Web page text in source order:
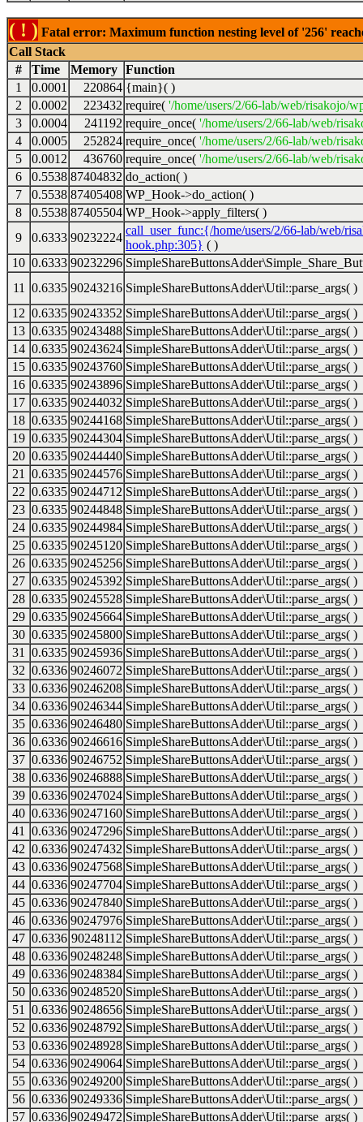
( ! ) Fatal error: Maximum function nesting level of '256'
Call Stack
#
Time Memory Function
1
0.0001 220864 {main}( )
2
0.0002 223432 require( '/home/users/2/66-lab/web/risakojo/
3
0.0004 241192 require_once( '/home/users/2/66-lab/web/
4
0.0005 252824 require_once( '/home/users/2/66-lab/web/
5
0.0012 436760 require_once( '/home/users/2/66-lab/web/
6
0.5538 87404832 do_action( )
7
0.5538 87405408 WP_Hook->do_action( )
8
0.5538 87405504 WP_Hook->apply_filters( )
9
0.6333 90232224
call_user_func:{/home/users/2/66-lab/web/
hook.php:305} ( )
10 0.6333 90232296
11
0.6335 90243216 SimpleShareButtonsAdder\Util::parse_args( )
12 0.6335 90243352 SimpleShareButtonsAdder\Util::parse_args( )
13 0.6335 90243488 SimpleShareButtonsAdder\Util::parse_args( )
14 0.6335 90243624 SimpleShareButtonsAdder\Util::parse_args( )
15 0.6335 90243760 SimpleShareButtonsAdder\Util::parse_args( )
16 0.6335 90243896 SimpleShareButtonsAdder\Util::parse_args( )
17 0.6335 90244032 SimpleShareButtonsAdder\Util::parse_args( )
18 0.6335 90244168 SimpleShareButtonsAdder\Util::parse_args( )
19 0.6335 90244304 SimpleShareButtonsAdder\Util::parse_args( )
20 0.6335 90244440 SimpleShareButtonsAdder\Util::parse_args( )
21
0.6335 90244576 SimpleShareButtonsAdder\Util::parse_args( )
22 0.6335 90244712 SimpleShareButtonsAdder\Util::parse_args( )
23 0.6335 90244848 SimpleShareButtonsAdder\Util::parse_args( )
24 0.6335 90244984 SimpleShareButtonsAdder\Util::parse_args( )
25 0.6335 90245120 SimpleShareButtonsAdder\Util::parse_args( )
26 0.6335 90245256 SimpleShareButtonsAdder\Util::parse_args( )
27 0.6335 90245392 SimpleShareButtonsAdder\Util::parse_args( )
28 0.6335 90245528 SimpleShareButtonsAdder\Util::parse_args( )
29 0.6335 90245664 SimpleShareButtonsAdder\Util::parse_args( )
30 0.6335 90245800 SimpleShareButtonsAdder\Util::parse_args( )
31
0.6335 90245936 SimpleShareButtonsAdder\Util::parse_args( )
32 0.6336 90246072 SimpleShareButtonsAdder\Util::parse_args( )
33 0.6336 90246208 SimpleShareButtonsAdder\Util::parse_args( )
34 0.6336 90246344 SimpleShareButtonsAdder\Util::parse_args( )
35 0.6336 90246480 SimpleShareButtonsAdder\Util::parse_args( )
36 0.6336 90246616 SimpleShareButtonsAdder\Util::parse_args( )
37 0.6336 90246752 SimpleShareButtonsAdder\Util::parse_args( )
38 0.6336 90246888 SimpleShareButtonsAdder\Util::parse_args( )
39 0.6336 90247024 SimpleShareButtonsAdder\Util::parse_args( )
40 0.6336 90247160 SimpleShareButtonsAdder\Util::parse_args( )
41
0.6336 90247296 SimpleShareButtonsAdder\Util::parse_args( )
42 0.6336 90247432 SimpleShareButtonsAdder\Util::parse_args( )
43 0.6336 90247568 SimpleShareButtonsAdder\Util::parse_args( )
44 0.6336 90247704 SimpleShareButtonsAdder\Util::parse_args( )
45 0.6336 90247840 SimpleShareButtonsAdder\Util::parse_args( )
46 0.6336 90247976 SimpleShareButtonsAdder\Util::parse_args( )
47 0.6336 90248112 SimpleShareButtonsAdder\Util::parse_args( )
48 0.6336 90248248 SimpleShareButtonsAdder\Util::parse_args( )
49 0.6336 90248384 SimpleShareButtonsAdder\Util::parse_args( )
50 0.6336 90248520 SimpleShareButtonsAdder\Util::parse_args( )
51
0.6336 90248656 SimpleShareButtonsAdder\Util::parse_args( )
52 0.6336 90248792 SimpleShareButtonsAdder\Util::parse_args( )
53 0.6336 90248928 SimpleShareButtonsAdder\Util::parse_args( )
54 0.6336 90249064 SimpleShareButtonsAdder\Util::parse_args( )
55 0.6336 90249200 SimpleShareButtonsAdder\Util::parse_args( )
56 0.6336 90249336 SimpleShareButtonsAdder\Util::parse_args( )
57 0.6336 90249472 SimpleShareButtonsAdder\Util::parse_args( )